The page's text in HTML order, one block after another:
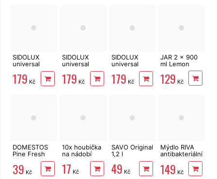
SIDOLUX
universal
Japanese
Cherry 5 l
179 Kč
SIDOLUX
universal
Marseilské
mýdlo 5 l
179 Kč
SIDOLUX
universal
Blue Flower 5
l179 Kč
JAR 2 x 900
ml Lemon
129 Kč
DOMESTOS
Pine Fresh
39 Kč
10x houbička
na nádobí
17 Kč
SAVO Original
1,2 l
49 Kč
Mýdlo RIVA
antibakteriální
rozmarýn a
fialky 5 kg
149 Kč